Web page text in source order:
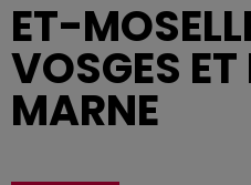
ET-
VOSGES
MARNE